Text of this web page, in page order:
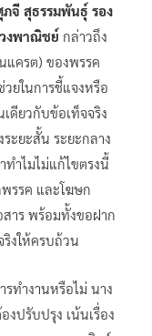
ภจี สุธรรมพันธุ์ รอง
งพาณิชย์ กล่าวถึง
แครต) ของพรรค
ยในการชี้แจงหรือ
เดียวกับข้อเท็จจริง
ะยะสั้น ระยะกลาง
ำไมไม่แก้ไขตรงนี้
รรค และโฆษก
าร พร้อมทั้งขอฝาก
งให้ครบถ้วน
รทำงานหรือไม่ นาง
งปรับปรุง เน้นเรื่อง